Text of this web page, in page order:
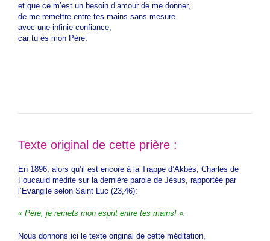
et que ce m’est un besoin d’amour de me donner,
de me remettre entre tes mains sans mesure
avec une infinie confiance,
car tu es mon Père.
Texte original de cette prière :
En 1896, alors qu’il est encore à la Trappe d’Akbès, Charles de
Foucauld médite sur la dernière parole de Jésus, rapportée par
l’Evangile selon Saint Luc (23,46):
« Père, je remets mon esprit entre tes mains! ».
Nous donnons ici le texte original de cette méditation,